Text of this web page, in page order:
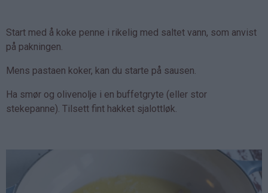
Start med å koke penne i rikelig med saltet vann, som anvist
på pakningen.
Mens pastaen koker, kan du starte på sausen.
Ha smør og olivenolje i en buffetgryte (eller stor
stekepanne). Tilsett fint hakket sjalottløk.